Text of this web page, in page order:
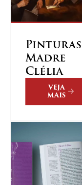
Pinturas
Madre
Clélia
VEJA
MAIS